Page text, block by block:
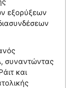
εξορύξεων
συναντώντας
και